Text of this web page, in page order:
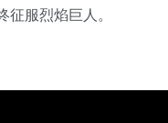
服烈焰巨人。